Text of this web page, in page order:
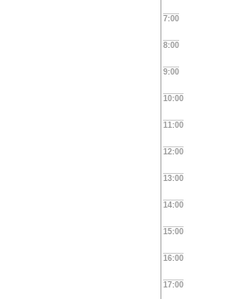
7:00
8:00
9:00
10:00
11:00
12:00
13:00
14:00
15:00
16:00
17:00